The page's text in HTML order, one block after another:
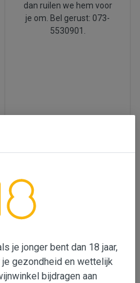
dan ruilen we hem voor
je om. Bel gerust: 073-
5530901.
proeverijen, check de
data in de balk hierboven
je jonger bent dan 18 jaar,
gezondheid en wettelijk
bijdragen aan